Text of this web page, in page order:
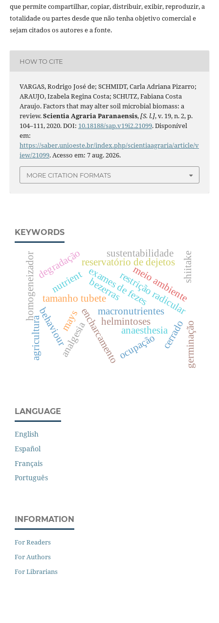
que permite compartilhar, copiar, distribuir, exibir, reproduzir, a
totalidade ou partes desde que não tenha objetivo comercial e
sejam citados os autores e a fonte.
HOW TO CITE
VARGAS, Rodrigo José de; SCHMIDT, Carla Adriana Pizarro;
ARAUJO, Izabela Regina Costa; SCHUTZ, Fabiana Costa
Araujo. Factors that may alter soil microbial biomass: a
review.Scientia Agraria Paranaensis,[S. l.], v. 19, n. 2, p.
104–111, 2020. DOI: 10.18188/sap.v19i2.21099. Disponível
em:
https://saber.unioeste.br/index.php/scientiaagraria/article/v
iew/21099. Acesso em: 7 aug. 2026.
MORE CITATION FORMATS
KEYWORDS
bezerras
exames de fezes
helmintoses
restrição radicular
encharcamento
tamanho tubete
anaesthesia
analgesia
behaviour
homogeneizador reservatório de dejetos
macronutrientes
cerrado
ocupação
agricultura
degradação meio ambiente
sustentabilidade
germinação
nutrient shiitake
mays
LANGUAGE
English
Español
Français
Português
INFORMATION
For Readers
For Authors
For Librarians